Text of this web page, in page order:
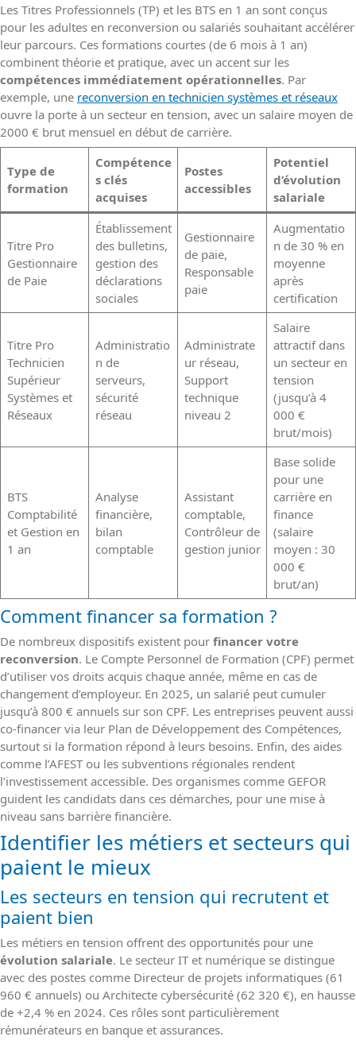
Les Titres Professionnels (TP) et les BTS en 1 an sont conçus
pour les adultes en reconversion ou salariés souhaitant accélérer
leur parcours. Ces formations courtes (de 6 mois à 1 an)
combinent théorie et pratique, avec un accent sur les
compétences immédiatement opérationnelles. Par
exemple, une reconversion en technicien systèmes et réseaux
ouvre la porte à un secteur en tension, avec un salaire moyen de
2000 € brut mensuel en début de carrière.
Type de
formation
Compétence
s clés
acquises
Postes
accessibles
Potentiel
d’évolution
salariale
Titre Pro
Gestionnaire
de Paie
Établissement
des bulletins,
gestion des
déclarations
sociales
Gestionnaire
de paie,
Responsable
paie
Augmentatio
n de 30 % en
moyenne
après
certification
Titre Pro
Technicien
Supérieur
Systèmes et
Réseaux
Administratio
n de
serveurs,
sécurité
réseau
Administrate
ur réseau,
Support
technique
niveau 2
Salaire
attractif dans
un secteur en
tension
(jusqu’à 4
000 €
brut/mois)
BTS
Comptabilité
et Gestion en
1 an
Analyse
financière,
bilan
comptable
Assistant
comptable,
Contrôleur de
gestion junior
Base solide
pour une
carrière en
finance
(salaire
moyen : 30
000 €
brut/an)
Comment financer sa formation ?
De nombreux dispositifs existent pour financer votre
reconversion. Le Compte Personnel de Formation (CPF) permet
d’utiliser vos droits acquis chaque année, même en cas de
changement d’employeur. En 2025, un salarié peut cumuler
jusqu’à 800 € annuels sur son CPF. Les entreprises peuvent aussi
co-financer via leur Plan de Développement des Compétences,
surtout si la formation répond à leurs besoins. Enfin, des aides
comme l’AFEST ou les subventions régionales rendent
l’investissement accessible. Des organismes comme GEFOR
guident les candidats dans ces démarches, pour une mise à
niveau sans barrière financière.
Identifier les métiers et secteurs qui
paient le mieux
Les secteurs en tension qui recrutent et
paient bien
Les métiers en tension offrent des opportunités pour une
évolution salariale. Le secteur IT et numérique se distingue
avec des postes comme Directeur de projets informatiques (61
960 € annuels) ou Architecte cybersécurité (62 320 €), en hausse
de +2,4 % en 2024. Ces rôles sont particulièrement
rémunérateurs en banque et assurances.